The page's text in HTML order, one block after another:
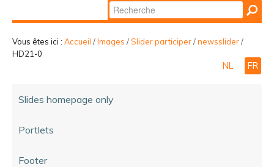
PARTICIPER
Chercher par
Recherche
avancée…
Vous êtes ici : Accueil /Images /Slider participer/newsslider/
HD21-0
NL FR
Slides homepage only
Portlets
Footer